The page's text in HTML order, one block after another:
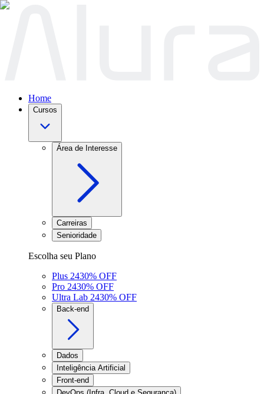
Home
Cursos
Área de Interesse
Carreiras
Senioridade
Escolha seu Plano
Plus 2430% OFF
Pro 2430% OFF
Ultra Lab 2430% OFF
Back-end
Dados
Inteligência Artificial
Front-end